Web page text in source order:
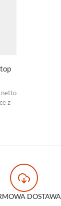
netto
z
DOSTAWA